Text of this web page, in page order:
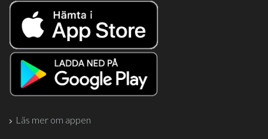
Läs mer om appen